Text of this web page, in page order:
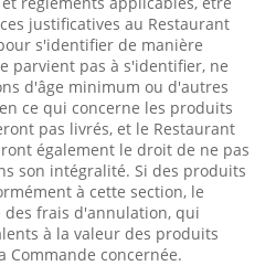
justificatives au Restaurant
s'identifier de manière
parvient pas à s'identifier, ne
d'âge minimum ou d'autres
ce qui concerne les produits
pas livrés, et le Restaurant
également le droit de ne pas
son intégralité. Si des produits
à cette section, le
frais d'annulation, qui
à la valeur des produits
Commande concernée.